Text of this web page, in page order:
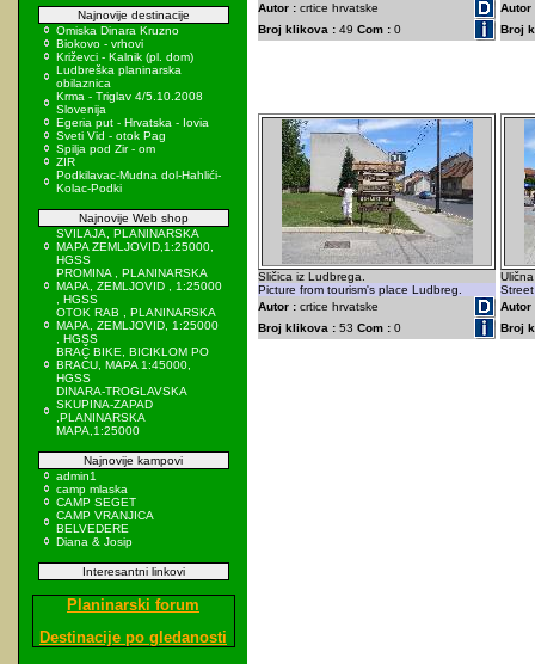
Najnovije destinacije
Omiska Dinara Kruzno
Biokovo - vrhovi
Križevci - Kalnik (pl. dom)
Ludbreška planinarska
obilaznica
Krma - Triglav 4/5.10.2008
Slovenija
Egeria put - Hrvatska - Iovia
Sveti Vid - otok Pag
Spilja pod Zir - om
ZIR
Podkilavac-Mudna dol-Hahlići-
Kolac-Podki
Najnovije Web shop
SVILAJA, PLANINARSKA
MAPA ZEMLJOVID,1:25000,
HGSS
PROMINA , PLANINARSKA
MAPA, ZEMLJOVID , 1:25000
, HGSS
OTOK RAB , PLANINARSKA
MAPA, ZEMLJOVID, 1:25000
, HGSS
BRAČ BIKE, BICIKLOM PO
BRAČU, MAPA 1:45000,
HGSS
DINARA-TROGLAVSKA
SKUPINA-ZAPAD
,PLANINARSKA
MAPA,1:25000
Najnovije kampovi
admin1
camp mlaska
CAMP SEGET
CAMP VRANJICA
BELVEDERE
Diana & Josip
Interesantni linkovi
Planinarski forum
Destinacije po gledanosti
Autor : crtice hrvatske
Broj klikova : 49 Com : 0
Autor
Broj
Sličica iz Ludbrega.
Picture from tourism's place Ludbreg.
Autor : crtice hrvatske
Broj klikova : 53 Com : 0
Autor
Broj